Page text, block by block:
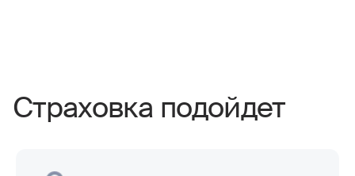
Страховка подойдет